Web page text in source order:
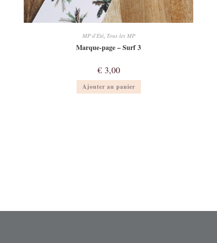
MP d'Été, Tous les MP
Marque-page – Surf 3
€3,00
Ajouter au panier